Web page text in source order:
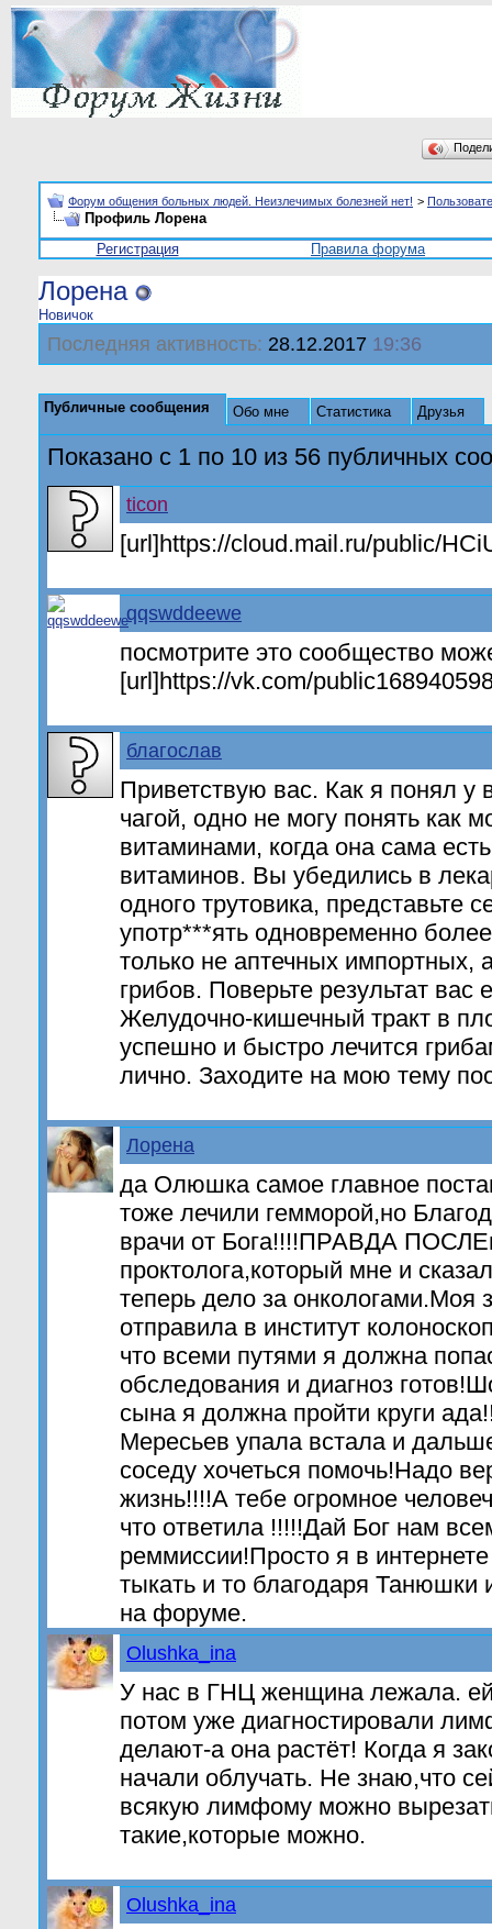
Форум общения больных людей. Неизлечимых болезней нет! >
Профиль Лорена
Регистрация
Правила форума
Лорена
Новичок
Последняя активность: 28.12.2017 19:36
Публичные сообщения Обо мне Статистика Друзья
Показано с 1 по 10 из 56 публичных
ticon
[url]https://cloud.mail.ru/public/
qqswddeewe
посмотрите это сообщество
[url]https://vk.com/
благослав
Приветствую вас. Как я понял у
чагой, одно не могу понять как
витаминами, когда она сама
витаминов. Вы убедились в
одного трутовика, представьте
употр***ять одновременно
только не аптечных импортных,
грибов. Поверьте результат
Желудочно-кишечный тракт в
успешно и быстро лечится
лично. Заходите на мою тему
Лорена
да Олюшка самое главное
тоже лечили гемморой,но
врачи от Бога!!!!ПРАВДА
проктолога,который мне и
теперь дело за онкологами.Моя
отправила в институт
что всеми путями я должна
обследования и диагноз
сына я должна пройти круги
Мересьев упала встала и
соседу хочеться помочь!Надо
жизнь!!!!А тебе огромное
что ответила !!!!!Дай Бог нам
реммиссии!Просто я в
тыкать и то благодаря Танюшки
на форуме.
Olushka_ina
У нас в ГНЦ женщина лежала.
потом уже диагностировали
делают-а она растёт! Когда я
начали облучать. Не знаю,что
всякую лимфому можно
такие,которые можно.
Olushka_ina